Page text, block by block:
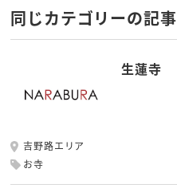
同じカテゴリーの記事
生蓮寺
吉野路エリア
お寺